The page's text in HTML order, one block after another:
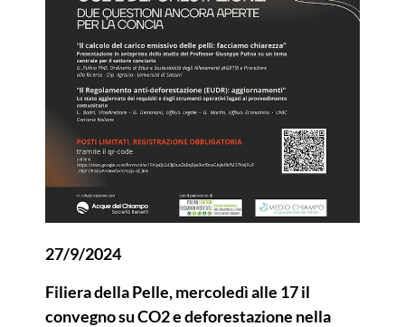
27/9/2024
Filiera della Pelle, mercoledì alle 17 il
convegno su CO2 e deforestazione nella